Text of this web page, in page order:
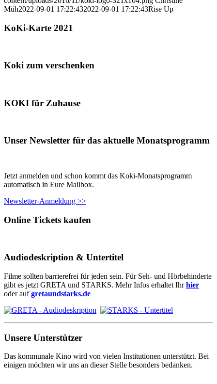
Müh2022-09-01 17:22:432022-09-01 17:22:43Rise Up
KoKi-Karte 2021
Koki zum verschenken
KOKI für Zuhause
Unser Newsletter für das aktuelle Monatsprogramm
Jetzt anmelden und schon kommt das Koki-Monatsprogramm
automatisch in Eure Mailbox.
Newsletter-Anmeldung >>
Online Tickets kaufen
Audiodeskription & Untertitel
Filme sollten barrierefrei für jeden sein. Für Seh- und Hörbehinderte
gibt es jetzt GRETA und STARKS. Mehr Infos erhaltet Ihrhier
oder aufgretaundstarks.de
Unsere Unterstützer
Das kommunale Kino wird von vielen Institutionen unterstützt. Bei
einigen möchten wir uns an dieser Stelle besonders bedanken.